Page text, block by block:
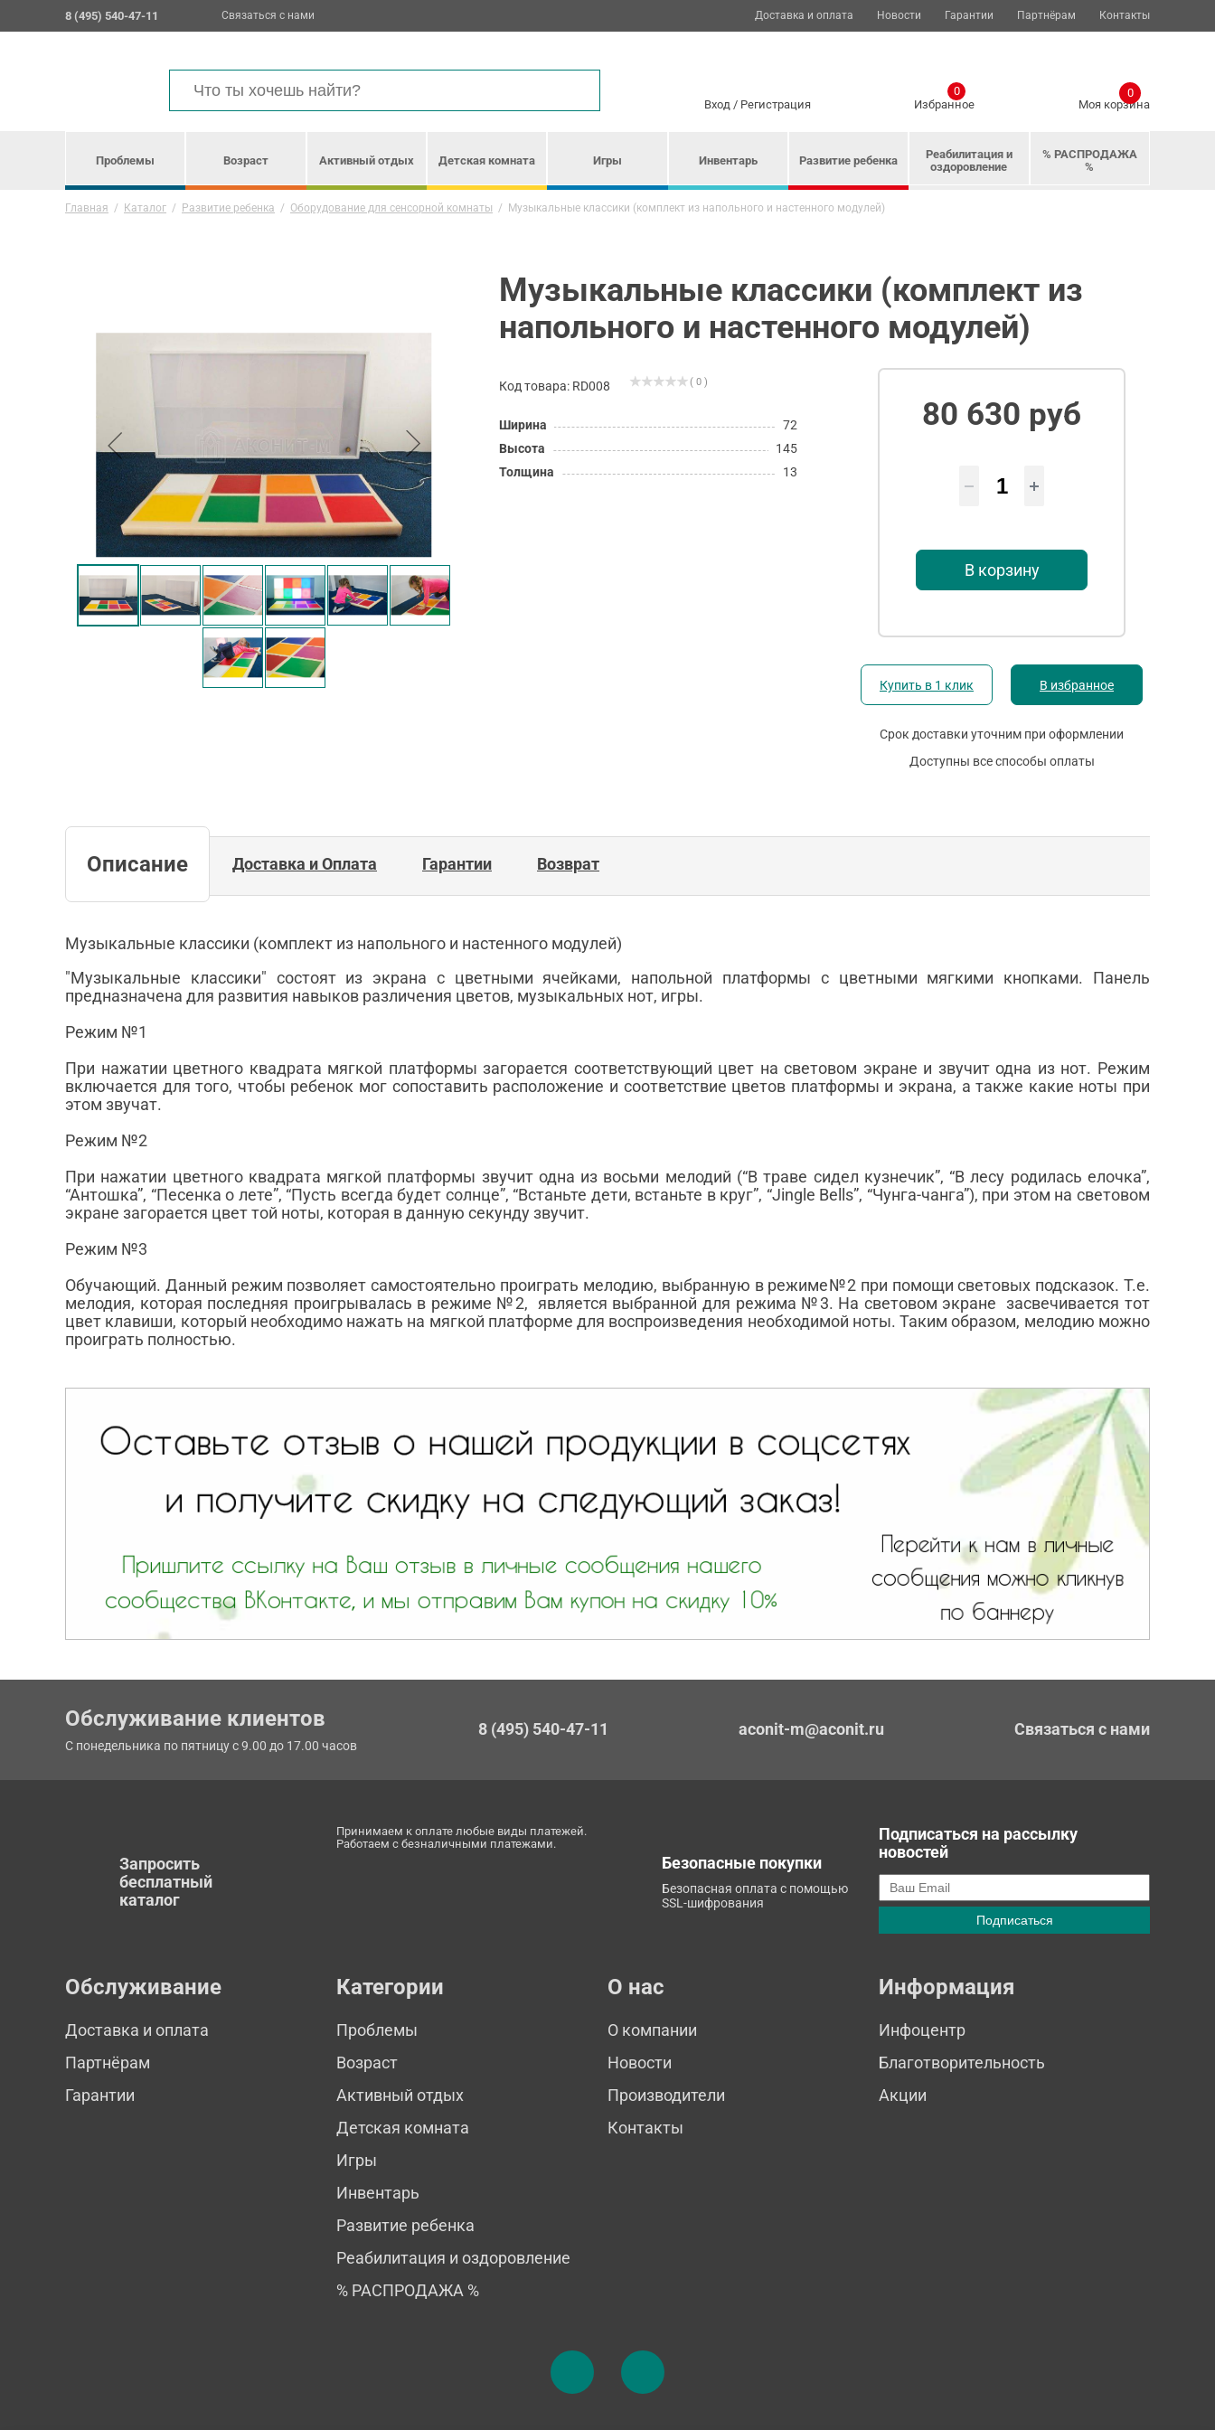
8 (495) 540-47-11 Связаться с нами Доставка и оплата Новости Гарантии Партнёрам Контакты
Вход/ Регистрация Избранное
0
Моя корзина
0
Проблемы Возраст Активный отдых Детская комната Игры Инвентарь Развитие ребенка
Реабилитация и
оздоровление
% РАСПРОДАЖА
%
Главная / Каталог / Развитие ребенка / Оборудование для сенсорной комнаты / Музыкальные классики (комплект из напольного и настенного модулей)
Музыкальные классики (комплект из
напольного и настенного модулей)
Код товара: RD008 ( 0 )
Ширина
72
Высота
145
Толщина
13
80 630 руб
В корзину
Купить в 1 клик В избранное
Срок доставки уточним при оформлении
Доступны все способы оплаты
Описание Доставка и Оплата Гарантии Возврат
Музыкальные классики (комплект из напольного и настенного модулей)
"Музыкальные классики" состоят из экрана с цветными ячейками, напольной платформы с цветными мягкими кнопками. Панель
предназначена для развития навыков различения цветов, музыкальных нот, игры.
Режим №1
При нажатии цветного квадрата мягкой платформы загорается соответствующий цвет на световом экране и звучит одна из нот. Режим
включается для того, чтобы ребенок мог сопоставить расположение и соответствие цветов платформы и экрана, а также какие ноты при
этом звучат.
Режим №2
При нажатии цветного квадрата мягкой платформы звучит одна из восьми мелодий (“В траве сидел кузнечик”, “В лесу родилась елочка”,
“Антошка”, “Песенка о лете”, “Пусть всегда будет солнце”, “Встаньте дети, встаньте в круг”, “Jingle Bells”, “Чунга-чанга”), при этом на световом
экране загорается цвет той ноты, которая в данную секунду звучит.
Режим №3
Обучающий. Данный режим позволяет самостоятельно проиграть мелодию, выбранную в режиме№2 при помощи световых подсказок. Т.е.
мелодия, которая последняя проигрывалась в режиме №2, является выбранной для режима №3. На световом экране засвечивается тот
цвет клавиши, который необходимо нажать на мягкой платформе для воспроизведения необходимой ноты. Таким образом, мелодию можно
проиграть полностью.
Обслуживание клиентов
С понедельника по пятницу с 9.00 до 17.00 часов
8 (495) 540-47-11 aconit-m@aconit.ru Связаться с нами
Запросить
бесплатный
каталог
Принимаем к оплате любые виды платежей.
Работаем с безналичными платежами.
Безопасные покупки
Безопасная оплата с помощью
SSL-шифрования
Подписаться на рассылку
новостей
Обслуживание
Доставка и оплата
Партнёрам
Гарантии
Категории
Проблемы
Возраст
Активный отдых
Детская комната
Игры
Инвентарь
Развитие ребенка
Реабилитация и оздоровление
% РАСПРОДАЖА %
О нас
О компании
Новости
Производители
Контакты
Информация
Инфоцентр
Благотворительность
Акции